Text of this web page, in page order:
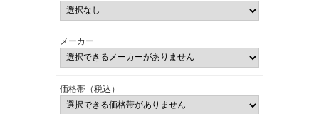
メーカー
価格帯（税込）